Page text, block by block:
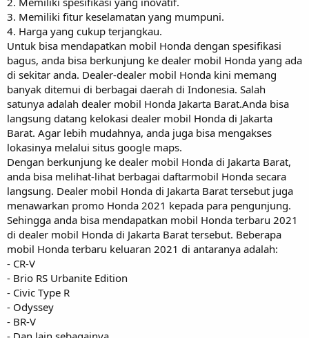
3. Memiliki fitur keselamatan yang mumpuni.
4. Harga yang cukup terjangkau.
Untuk bisa mendapatkan mobil Honda dengan spesifikasi
bagus, anda bisa berkunjung ke dealer mobil Honda yang ada
di sekitar anda. Dealer-dealer mobil Honda kini memang
banyak ditemui di berbagai daerah di Indonesia. Salah
satunya adalah dealer mobil Honda Jakarta Barat.Anda bisa
langsung datang kelokasi dealer mobil Honda di Jakarta
Barat. Agar lebih mudahnya, anda juga bisa mengakses
lokasinya melalui situs google maps.
Dengan berkunjung ke dealer mobil Honda di Jakarta Barat,
anda bisa melihat-lihat berbagai daftarmobil Honda secara
langsung. Dealer mobil Honda di Jakarta Barat tersebut juga
menawarkan promo Honda 2021 kepada para pengunjung.
Sehingga anda bisa mendapatkan mobil Honda terbaru 2021
di dealer mobil Honda di Jakarta Barat tersebut. Beberapa
mobil Honda terbaru keluaran 2021 di antaranya adalah:
- CR-V
- Brio RS Urbanite Edition
- Civic Type R
- Odyssey
- BR-V